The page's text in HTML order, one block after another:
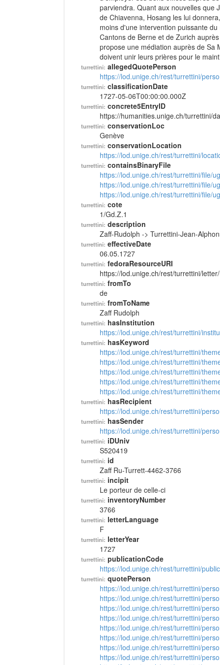
parviendra. Quant aux nouvelles que
de Chiavenna, Hosang les lui
moins d'une intervention puissante
Cantons de Berne et de Zurich
propose une médiation auprès de Sa
doivent unir leurs prières pour le
turrettini: allegedQuotePerson
https://lod.unige.ch/rest/turrettini/
turrettini: classificationDate
1727-05-06T00:00:00.000Z
turrettini: concrete5EntryID
https://humanities.unige.ch/turrettini/
turrettini: conservationLoc
Genève
turrettini: conservationLocation
https://lod.unige.ch/rest/turrettini/
turrettini: containsBinaryFile
https://lod.unige.ch/rest/turrettini/file/
https://lod.unige.ch/rest/turrettini/file/
https://lod.unige.ch/rest/turrettini/file/
turrettini: cote
1/Gd.Z.1
turrettini: description
Zaff-Rudolph -> Turrettini-Jean-
turrettini: effectiveDate
06.05.1727
turrettini: fedoraResourceURI
https://lod.unige.ch/rest/turrettini/
turrettini: fromTo
de
turrettini: fromToName
Zaff Rudolph
turrettini: hasInstitution
https://lod.unige.ch/rest/turrettini/
turrettini: hasKeyword
https://lod.unige.ch/rest/turrettini/
https://lod.unige.ch/rest/turrettini/
https://lod.unige.ch/rest/turrettini/
https://lod.unige.ch/rest/turrettini/
https://lod.unige.ch/rest/turrettini/
turrettini: hasRecipient
https://lod.unige.ch/rest/turrettini/
turrettini: hasSender
https://lod.unige.ch/rest/turrettini/
turrettini: iDUniv
S520419
turrettini: id
Zaff Ru-Turrett-4462-3766
turrettini: incipit
Le porteur de celle-ci
turrettini: inventoryNumber
3766
turrettini: letterLanguage
F
turrettini: letterYear
1727
turrettini: publicationCode
https://lod.unige.ch/rest/turrettini/
turrettini: quotePerson
https://lod.unige.ch/rest/turrettini/
https://lod.unige.ch/rest/turrettini/
https://lod.unige.ch/rest/turrettini/
https://lod.unige.ch/rest/turrettini/
https://lod.unige.ch/rest/turrettini/
https://lod.unige.ch/rest/turrettini/
https://lod.unige.ch/rest/turrettini/
https://lod.unige.ch/rest/turrettini/